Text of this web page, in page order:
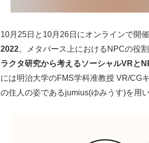
10月25日と10月26日にオンラインで開
2022。メタバース上におけるNPCの役
ラクタ研究から考えるソーシャルVRと
には明治大学のFMS学科准教授 VR/CG
の住人の姿であるjumius(ゆみうす)を用